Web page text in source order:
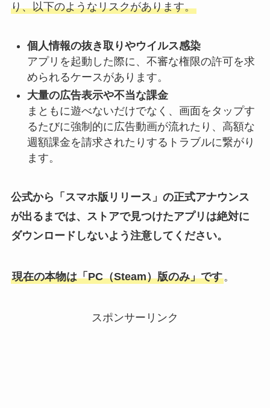
り、以下のようなリスクがあります。
個人情報の抜き取りやウイルス感染
アプリを起動した際に、不審な権限の許可を求
められるケースがあります。
大量の広告表示や不当な課金
まともに遊べないだけでなく、画面をタップす
るたびに強制的に広告動画が流れたり、高額な
週額課金を請求されたりするトラブルに繋がり
ます。
公式から「スマホ版リリース」の正式アナウンス
が出るまでは、ストアで見つけたアプリは絶対に
ダウンロードしないよう注意してください。
現在の本物は「PC（Steam）版のみ」です。
スポンサーリンク